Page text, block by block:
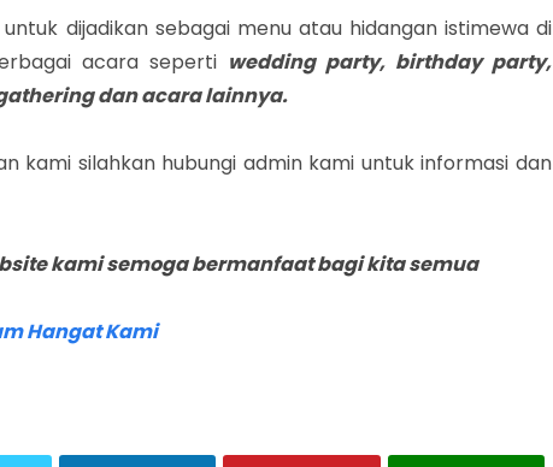
dijadikan sebagai menu atau hidangan istimewa di
acara seperti wedding party, birthday party,
dan acara lainnya.
kami silahkan hubungi admin kami untuk informasi dan
kami semoga bermanfaat bagi kita semua
Hangat Kami